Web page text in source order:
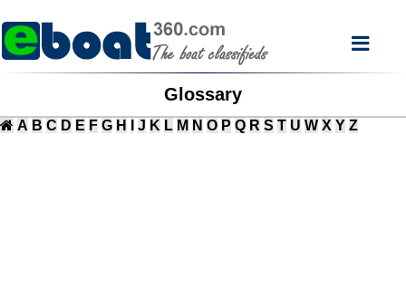
Glossary
A B C D E F G H J K L M N O P Q R S T U W X Y Z